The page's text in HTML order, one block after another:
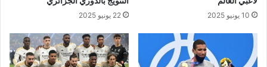
10 يونيو 2025 22 يونيو 2025